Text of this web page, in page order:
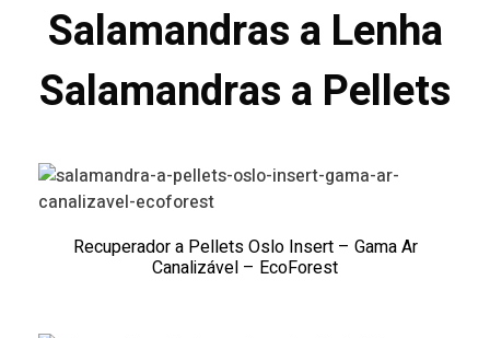
Salamandras a Lenha
Salamandras a Pellets
Recuperador a Pellets Oslo Insert – Gama Ar
Canalizável – EcoForest